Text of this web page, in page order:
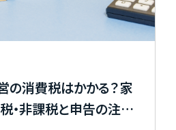
メントに関する基本方針
ート経営を実現するためのヒ
すのでぜひ参考にしてみてくだ
の消費税はかかる？家
・非課税と申告の注意